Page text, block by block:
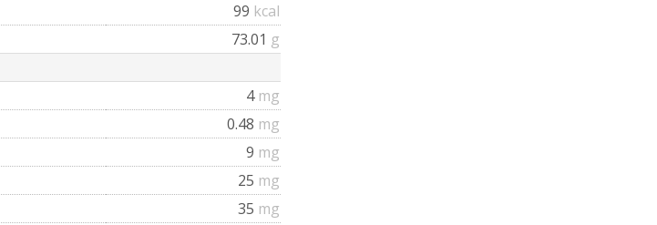
99 kcal
73.01 g
4 mg
0.48 mg
9 mg
25 mg
35 mg